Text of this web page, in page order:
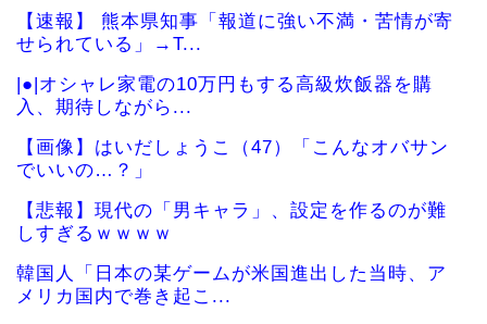
【速報】 熊本県知事「報道に強い不満・苦情が寄
せられている」→T...
|●|オシャレ家電の10万円もする高級炊飯器を購
入、期待しながら...
【画像】はいだしょうこ（47）「こんなオバサン
でいいの…？」
【悲報】現代の「男キャラ」、設定を作るのが難
しすぎるｗｗｗｗ
韓国人「日本の某ゲームが米国進出した当時、ア
メリカ国内で巻き起こ...